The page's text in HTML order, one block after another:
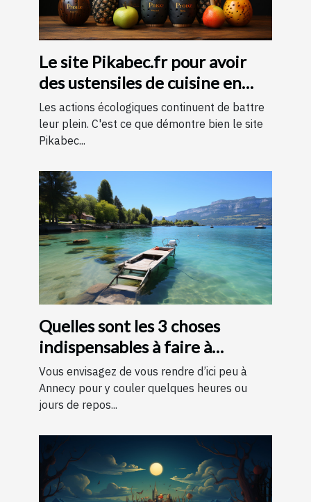
Le site Pikabec.fr pour avoir
des ustensiles de cuisine en
bois
Les actions écologiques continuent de battre
leur plein. C'est ce que démontre bien le site
Pikabec...
Quelles sont les 3 choses
indispensables à faire à
Annecy ?
Vous envisagez de vous rendre d’ici peu à
Annecy pour y couler quelques heures ou
jours de repos...